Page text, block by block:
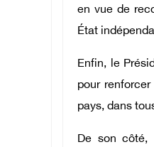
en vue de
État
Enfin, le
pour
pays, dans
De son côté,